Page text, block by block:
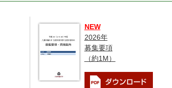
NEW
2026年
募集要項
（約1M）